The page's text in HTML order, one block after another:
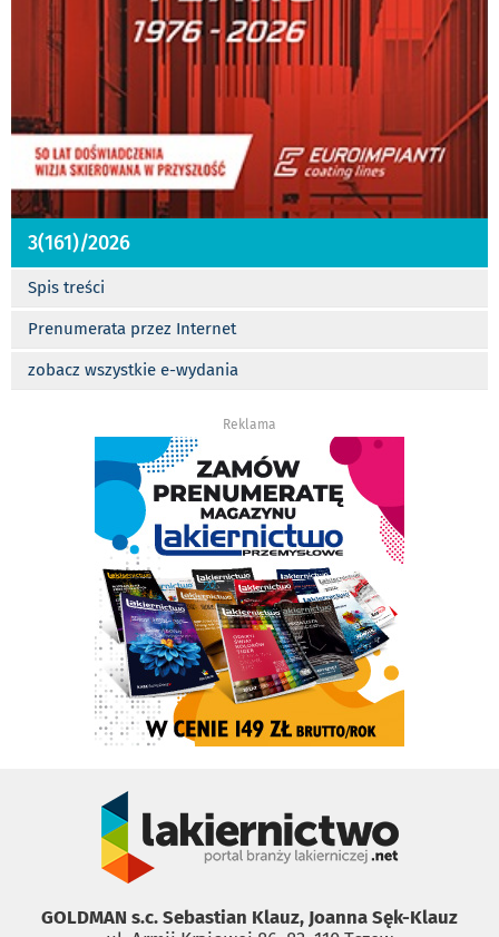
3(161)/2026
Spis treści
Prenumerata przez Internet
zobacz wszystkie e-wydania
Reklama
GOLDMAN s.c. Sebastian Klauz, Joanna Sęk-Klauz